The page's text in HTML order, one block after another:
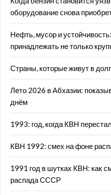
оборудование снова
Нефть, мусор и
принадлежать не только
Страны, которые живут в
Лето 2026 в Абхазии:
днём
1993: год, когда КВН
КВН 1992: смех на фоне
1991 год в шутках КВН: как
распада СССР